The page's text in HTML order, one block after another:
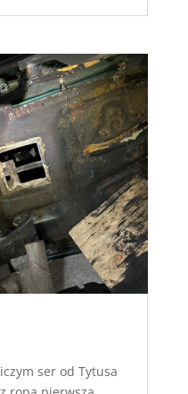
ser od Tytusa